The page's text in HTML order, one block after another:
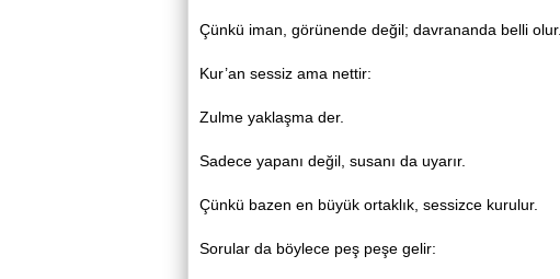
Çünkü iman, görünende değil; davrananda belli olur.
Kur’an sessiz ama nettir:
Zulme yaklaşma der.
Sadece yapanı değil, susanı da uyarır.
Çünkü bazen en büyük ortaklık, sessizce kurulur.
Sorular da böylece peş peşe gelir: